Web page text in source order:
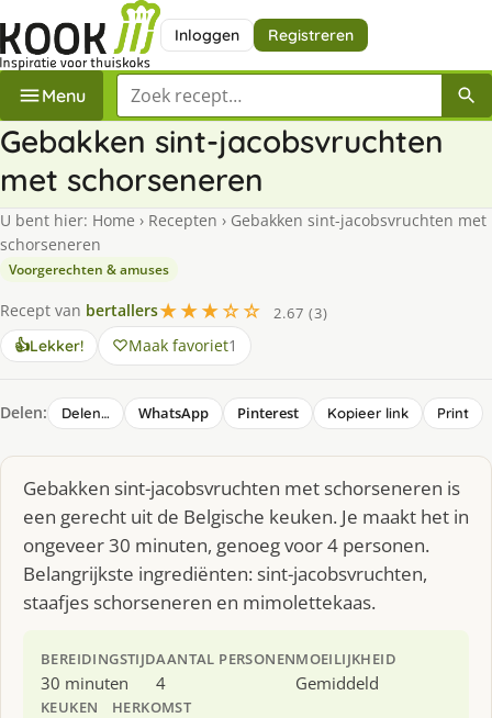
Inloggen Registreren
Menu Zoek een recept
Gebakken sint-jacobsvruchten
met schorseneren
U bent hier: Home › Recepten › Gebakken sint-jacobsvruchten met
schorseneren
Voorgerechten & amuses
Recept van bertallers★★★☆☆
2.67 (3)
👍Lekker! Maak favoriet1
Delen: Delen… WhatsApp Pinterest Kopieer link Print
Gebakken sint-jacobsvruchten met schorseneren is
een gerecht uit de Belgische keuken. Je maakt het in
ongeveer 30 minuten, genoeg voor 4 personen.
Belangrijkste ingrediënten: sint-jacobsvruchten,
staafjes schorseneren en mimolettekaas.
BEREIDINGSTIJD
30 minuten
AANTAL PERSONEN
4
MOEILIJKHEID
Gemiddeld
KEUKEN HERKOMST